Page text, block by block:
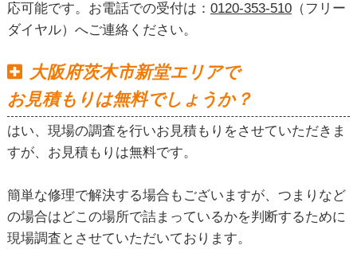
応可能です。お電話での受付は： 0120-353-510（フリー
ダイヤル）へご連絡ください。
大阪府茨木市新堂エリアで
お見積もりは無料でしょうか？
はい、現場の調査を行いお見積もりをさせていただきま
すが、お見積もりは無料です。
簡単な修理で解決する場合もございますが、つまりなど
の場合はどこの場所で詰まっているかを判断するために
現場調査とさせていただいております。